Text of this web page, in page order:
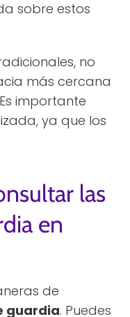
sobre estos
no
más cercana
importante
ya que los
las
en
de
guardia. Puedes